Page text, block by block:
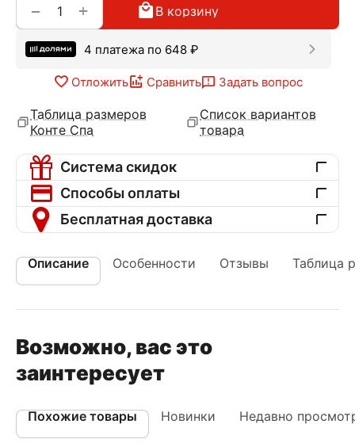
+
− В корзину
4 платежа по 648 ₽
Отложить Сравнить Задать вопрос
Таблица размеров
Конте Спа
Список вариантов
товара
Система скидок
Способы оплаты
Бесплатная доставка
Описание Особенности Отзывы Таблица
Возможно, вас это
заинтересует
Похожие товары Новинки Недавно